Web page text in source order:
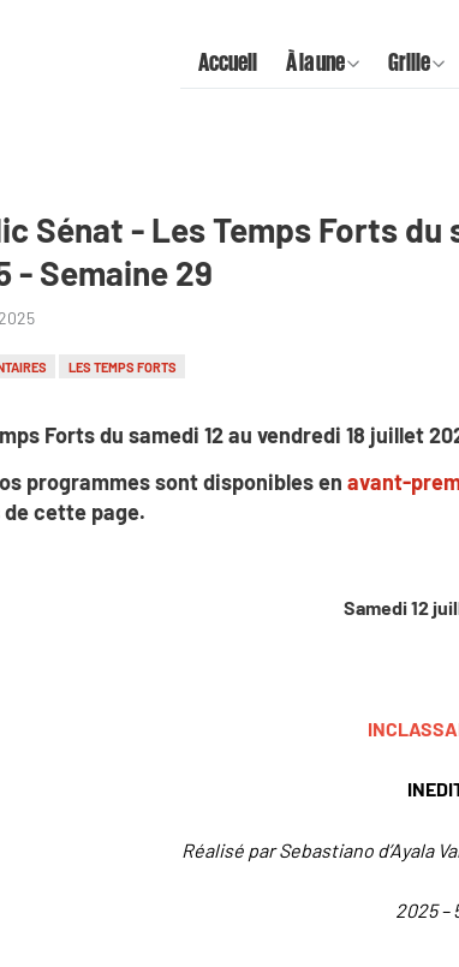
Accueil À la une Grille
Sénat - Les Temps Forts du
- Semaine 29
LES TEMPS FORTS
Forts du samedi 12 au vendredi 18 juillet
programmes sont disponibles en avant-
de cette page.
Samedi 12
Réalisé par Sebastiano d’Ayala
2025 –